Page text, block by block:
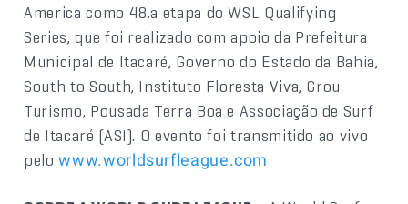
America como 48.a etapa do WSL Qualifying
Series, que foi realizado com apoio da Prefeitura
Municipal de Itacaré, Governo do Estado da Bahia,
South to South, Instituto Floresta Viva, Grou
Turismo, Pousada Terra Boa e Associação de Surf
de Itacaré (ASI). O evento foi transmitido ao vivo
pelowww.worldsurfleague.com